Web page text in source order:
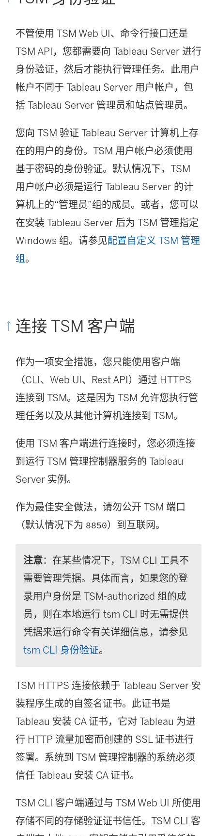
不管使用 TSM Web UI、命令行接口还是
TSM API，您都需要向 Tableau Server 进行
身份验证，然后才能执行管理任务。此用户
帐户不同于 Tableau Server 用户帐户，包
括 Tableau Server 管理员和站点管理员。
您向 TSM 验证 Tableau Server 计算机上存
在的用户的身份。TSM 用户帐户必须使用
基于密码的身份验证。默认情况下，TSM
用户帐户必须是运行 Tableau Server 的计
算机上的“管理员”组的成员。或者，您可以
在安装 Tableau Server 后为 TSM 管理指定
Windows 组。请参见配置自定义 TSM 管理
组。
连接 TSM 客户端
作为一项安全措施，您只能使用客户端
（CLI、Web UI、Rest API）通过 HTTPS
连接到 TSM。这是因为 TSM 允许您执行管
理任务以及从其他计算机连接到 TSM。
使用 TSM 客户端进行连接时，您必须连接
到运行 TSM 管理控制器服务的 Tableau
Server 实例。
作为最佳安全做法，请勿公开 TSM 端口
（默认情况下为 8850）到互联网。
注意：在某些情况下，TSM CLI 工具不
需要管理凭据。具体而言，如果您的登
录用户身份是 TSM-authorized 组的成
员，则在本地运行 tsm CLI 时无需提供
凭据来运行命令有关详细信息，请参见
tsm CLI 身份验证。
TSM HTTPS 连接依赖于 Tableau Server 安
装程序生成的自签名证书。此证书是
Tableau 安装 CA 证书，它对 Tableau 为进
行 HTTP 流量加密而创建的 SSL 证书进行
签署。系统到 TSM 管理控制器的系统必须
信任 Tableau 安装 CA 证书。
TSM CLI 客户端通过与 TSM Web UI 所使用
存储不同的存储验证证书信任。TSM CLI 客